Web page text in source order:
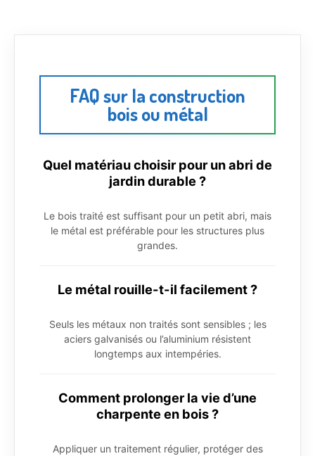
FAQ sur la construction
bois ou métal
Quel matériau choisir pour un abri de
jardin durable ?
Le bois traité est suffisant pour un petit abri, mais
le métal est préférable pour les structures plus
grandes.
Le métal rouille-t-il facilement ?
Seuls les métaux non traités sont sensibles ; les
aciers galvanisés ou l’aluminium résistent
longtemps aux intempéries.
Comment prolonger la vie d’une
charpente en bois ?
Appliquer un traitement régulier, protéger des